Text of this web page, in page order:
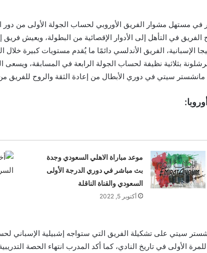
في مستهل مشوار الفريق الأوروبي لحساب الجولة الأولى من
في التأهل إلى الأدوار الإقصائية من البطولة، ويعيش
الإسبانية، الفريق الأندلسي دائمًا ما يُقدم مستويات كبيرة
بثلاثية نظيفة لحساب الجولة الرابعة في المسابقة، ويسعى
مانشستر سيتي في دوري الأبطال من إعادة الثقة والروح للفريق
موعد مباراة الاهلي السعودي وجدة
بث مباشر في دوري الدرجة الأولى
السعودي والقناة الناقلة
أكتوبر 5, 2022
سيتي على تشكيلة الفريق التي ستواجه إشبيلية الإسباني
الأولى في تاريخ النادي، كما أكد المدرب انتهاء الحصة